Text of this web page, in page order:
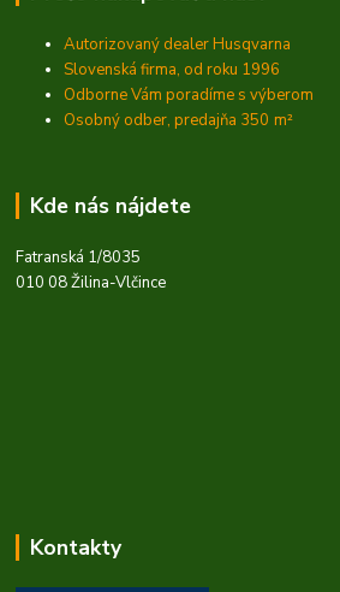
Autorizovaný dealer Husqvarna
Slovenská firma, od roku 1996
Odborne Vám poradíme s výberom
Osobný odber, predajňa 350 m²
Kde nás nájdete
Fatranská 1/8035
010 08 Žilina-Vlčince
Kontakty